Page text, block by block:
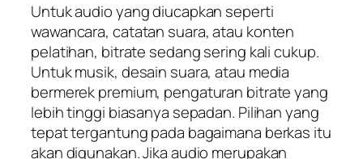
Untuk audio yang diucapkan seperti
wawancara, catatan suara, atau konten
pelatihan, bitrate sedang sering kali cukup.
Untuk musik, desain suara, atau media
bermerek premium, pengaturan bitrate yang
lebih tinggi biasanya sepadan. Pilihan yang
tepat tergantung pada bagaimana berkas itu
akan digunakan. Jika audio merupakan